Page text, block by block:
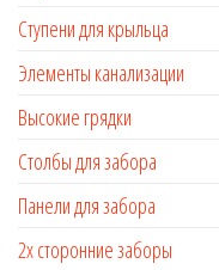
Ступени для крыльца
Элементы канализации
Высокие грядки
Столбы для забора
Панели для забора
2х сторонние заборы